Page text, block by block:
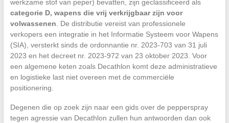
werkzame stof van peper) bevatten, zijn geclassificeerd als
categorie D, wapens die vrij verkrijgbaar zijn voor
volwassenen . De distributie vereist van professionele
verkopers een integratie in het Informatie Systeem voor Wapens
(SIA), versterkt sinds de ordonnantie nr. 2023-703 van 31 juli
2023 en het decreet nr. 2023-972 van 23 oktober 2023. Voor
een algemene keten zoals Decathlon komt deze administratieve
en logistieke last niet overeen met de commerciële
positionering.
Degenen die op zoek zijn naar een gids over de pepperspray
tegen agressie van Decathlon zullen hun antwoorden dan ook